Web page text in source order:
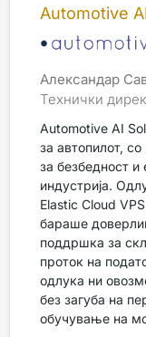
Automotive
Александар
Технички
Automotive AI
за автопилот,
за безбедност и
индустрија.
Elastic Cloud
бараше
поддршка за
проток на
одлука ни
без загуба на
обучување на